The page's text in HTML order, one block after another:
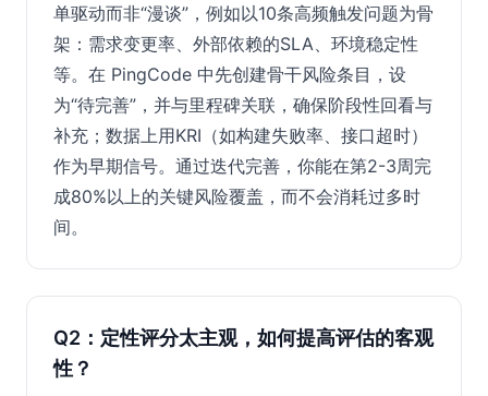
单驱动而非“漫谈”，例如以10条高频触发问题为骨
架：需求变更率、外部依赖的SLA、环境稳定性
等。在 PingCode 中先创建骨干风险条目，设
为“待完善”，并与里程碑关联，确保阶段性回看与
补充；数据上用KRI（如构建失败率、接口超时）
作为早期信号。通过迭代完善，你能在第2-3周完
成80%以上的关键风险覆盖，而不会消耗过多时
间。
Q2：定性评分太主观，如何提高评估的客观
性？